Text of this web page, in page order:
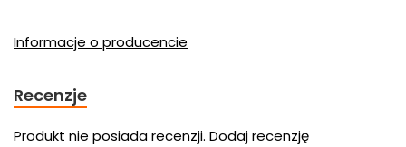
Informacje o producencie
Recenzje
Produkt nie posiada recenzji. Dodaj recenzję